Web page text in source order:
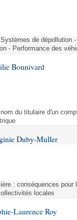
de dépollution
- Performance des
Bonnivard
du titulaire d'un
Duby-Muller
: conséquences
locales
Laurence Roy